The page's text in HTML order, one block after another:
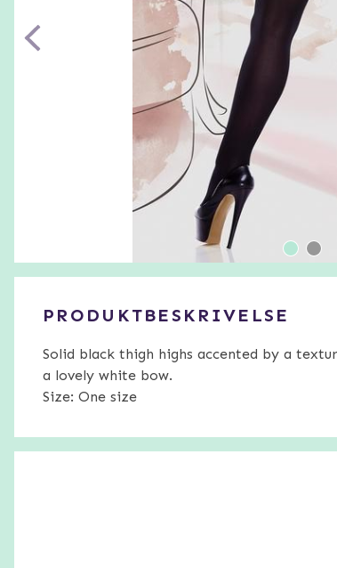
PRODUKTBESKRIVELSE
Solid black thigh highs accented by a
a lovely white bow.
Size: One size